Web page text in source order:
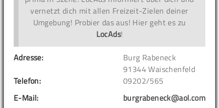
vernetzt dich mit allen Freizeit-Zielen deiner
Umgebung! Probier das aus! Hier geht es zu
LocAds!
Adresse:
Burg Rabeneck
91344 Waischenfeld
Telefon:
09202/565
E-Mail:
burgrabeneck@aol.com